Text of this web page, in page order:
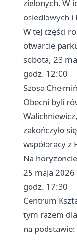
zielonych. W
osiedlowych i
W tej części
otwarcie
sobota, 23
godz. 12:00
Szosa
Obecni byli
zakończyło
współpracy z
Na
25 maja 2026
godz. 17:30
Centrum
tym razem
na podstawie: